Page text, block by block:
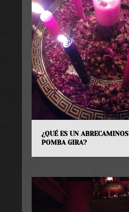
¿QUÉ ES UN ABRECAMINOS
POMBA GIRA?